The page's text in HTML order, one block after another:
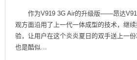
作为V919 3G Air的升级版——昂达
观方面沿用了上一代一体成型的技术，继
验，让用户在这个炎炎夏日的双手送上一
也是酷似…